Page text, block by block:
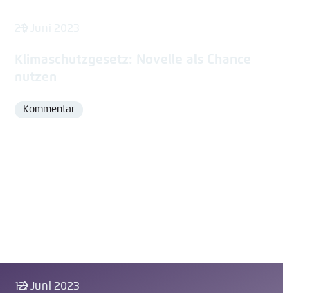
Format
Kommentar
12. Juni 2023